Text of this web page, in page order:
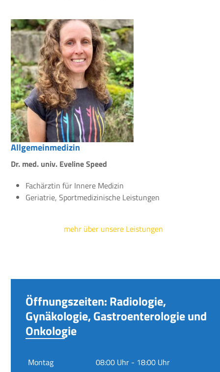
Allgemeinmedizin
Dr. med. univ. Eveline Speed
Fachärztin für Innere Medizin
Geriatrie, Sportmedizinische Leistungen
mehr über unsere Leistungen
Öffnungszeiten: Radiologie,
Gynäkologie, Gastroenterologie und
Onkologie
Montag
08:00 Uhr - 18:00 Uhr